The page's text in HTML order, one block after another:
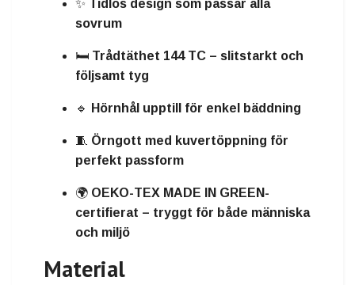
✨ Tidlös design som passar alla
sovrum
🛏️ Trådtäthet 144 TC – slitstarkt och
följsamt tyg
🔹 Hörnhål upptill för enkel bäddning
🧵 Örngott med kuvertöppning för
perfekt passform
🌍 OEKO-TEX MADE IN GREEN-
certifierat – tryggt för både människa
och miljö
Material